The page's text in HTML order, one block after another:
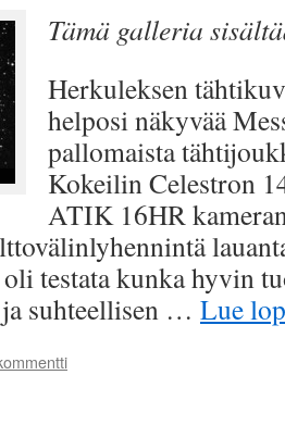
Tämä galleria
Herkuleksen
helposi näkyvää
pallomaista
Kokeilin Celestron
ATIK 16HR
testata kunka hyvin
suhteellisen … Lue